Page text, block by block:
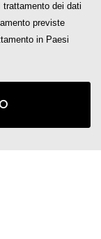
trattamento dei dati
previste
in Paesi